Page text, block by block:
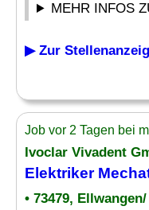
MEHR INFOS
▶ Zur
Job vor 2 Tagen bei
Ivoclar Vivadent
Elektriker
• 73479,